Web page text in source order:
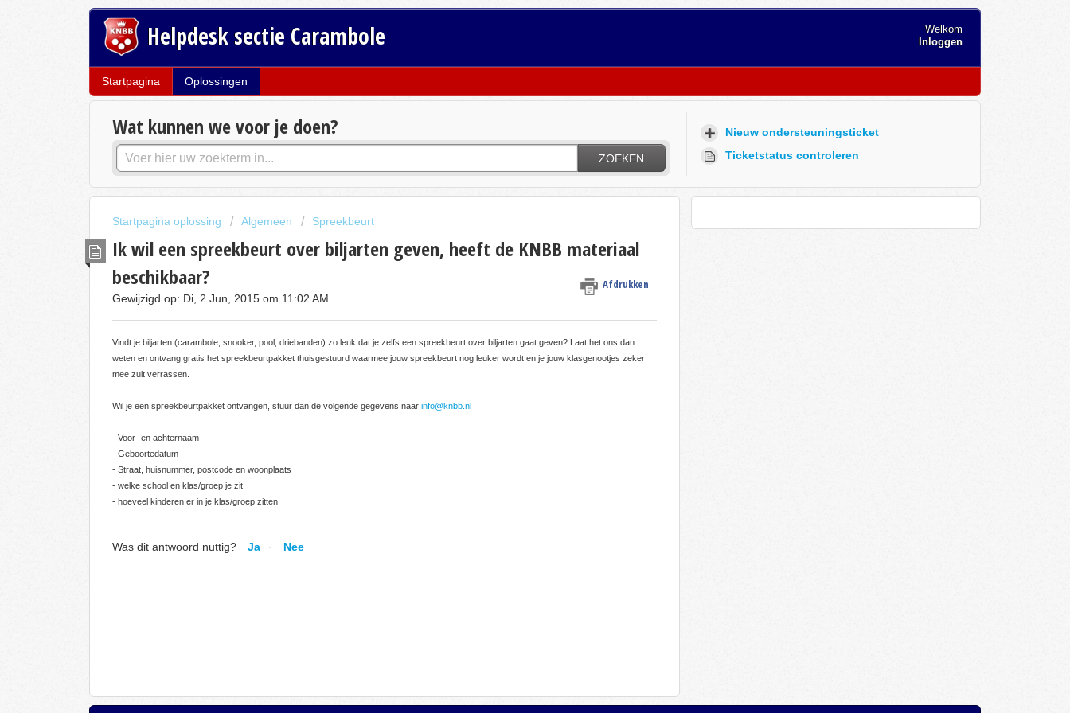
Helpdesk sectie Carambole
Welkom
Inloggen
Startpagina Oplossingen
Wat kunnen we voor je doen?
ZOEKEN
Nieuw ondersteuningsticket
Ticketstatus controleren
Startpagina oplossing Algemeen Spreekbeurt
Ik wil een spreekbeurt over biljarten geven, heeft de KNBB materiaal
beschikbaar?
Afdrukken
Gewijzigd op: Di, 2 Jun, 2015 om 11:02 AM
Vindt je biljarten (carambole, snooker, pool, driebanden) zo leuk dat je zelfs een spreekbeurt over biljarten gaat geven? Laat het ons dan
weten en ontvang gratis het spreekbeurtpakket thuisgestuurd waarmee jouw spreekbeurt nog leuker wordt en je jouw klasgenootjes zeker
mee zult verrassen.
Wil je een spreekbeurtpakket ontvangen, stuur dan de volgende gegevens naar info@knbb.nl
- Voor- en achternaam
- Geboortedatum
- Straat, huisnummer, postcode en woonplaats
- welke school en klas/groep je zit
- hoeveel kinderen er in je klas/groep zitten
Was dit antwoord nuttig? Ja Nee